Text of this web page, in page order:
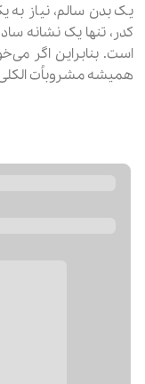
یک بدن سالم، نیاز
کدر، تنها یک نشانه
است. بنابراین اگر
همیشه مشروباُت الکلی